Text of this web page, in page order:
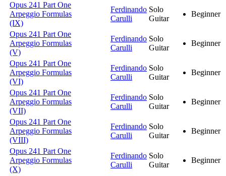
Opus 241 Part One
Arpeggio Formulas
(IX)
Ferdinando
Carulli
Solo
Guitar
Beginner
Opus 241 Part One
Arpeggio Formulas
(V)
Ferdinando
Carulli
Solo
Guitar
Beginner
Opus 241 Part One
Arpeggio Formulas
(VI)
Ferdinando
Carulli
Solo
Guitar
Beginner
Opus 241 Part One
Arpeggio Formulas
(VII)
Ferdinando
Carulli
Solo
Guitar
Beginner
Opus 241 Part One
Arpeggio Formulas
(VIII)
Ferdinando
Carulli
Solo
Guitar
Beginner
Opus 241 Part One
Arpeggio Formulas
(X)
Ferdinando
Carulli
Solo
Guitar
Beginner